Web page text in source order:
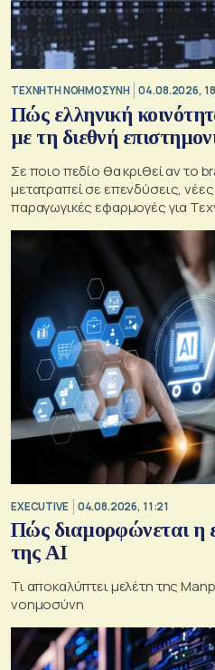
TΕΧΝΗΤΗ ΝΟΗΜΟΣΥΝΗ 04.08.2026,
Πώς ελληνική
με τη διεθνή
Σε ποιο πεδίο θα κριθεί αν το
μετατραπεί σε επενδύσεις, νέες
παραγωγικές εφαρμογές για
EXECUTIVE 04.08.2026, 11:21
Πώς διαμορφώνεται η
της AI
Τι αποκαλύπτει μελέτη της
νοημοσύνη